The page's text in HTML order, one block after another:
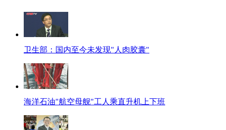
卫生部：国内至今未发现"人肉胶囊"
海洋石油"航空母舰"工人乘直升机上下班